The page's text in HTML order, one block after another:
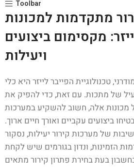
Toolbar
מתקדמות למכונות
מקסימום ביצועים
ויעילות
טכנולוגיית הפייבר לייזר היא כלי
של מתכות. עם זאת, כדי להפיק את
מכונות אלה, חשוב להשקיע במערכות
ביצועים עקביים ואורך חיים ארוך.
של מערכות קירור יעילות, נסקור
הזמינות, ונדון בגורמים שיש לקחת